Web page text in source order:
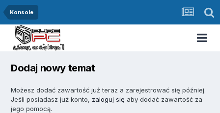
Konsole
Dodaj nowy temat
Możesz dodać zawartość już teraz a zarejestrować się później.
Jeśli posiadasz już konto, zaloguj się aby dodać zawartość za
jego pomocą.